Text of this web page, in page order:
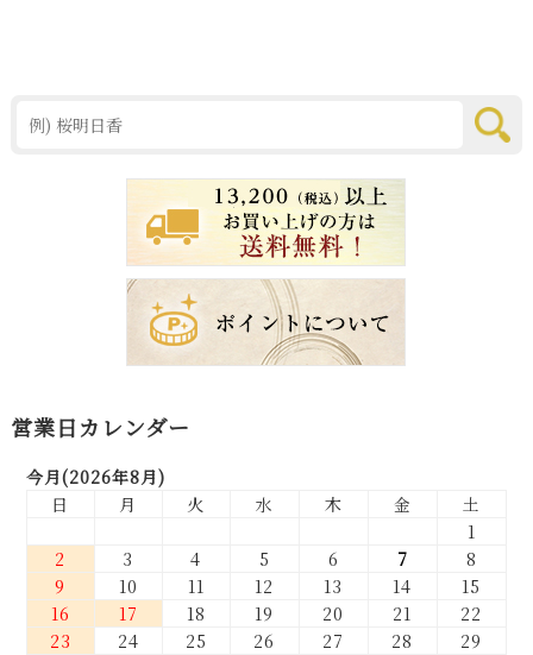
営業日カレンダー
今月(2026年8月)
日
月 火 水 木 金
土
1
2
3 4 5 6 7
8
9
10 11 12 13 14
15
16
17 18 19 20 21
22
23
24 25 26 27 28
29